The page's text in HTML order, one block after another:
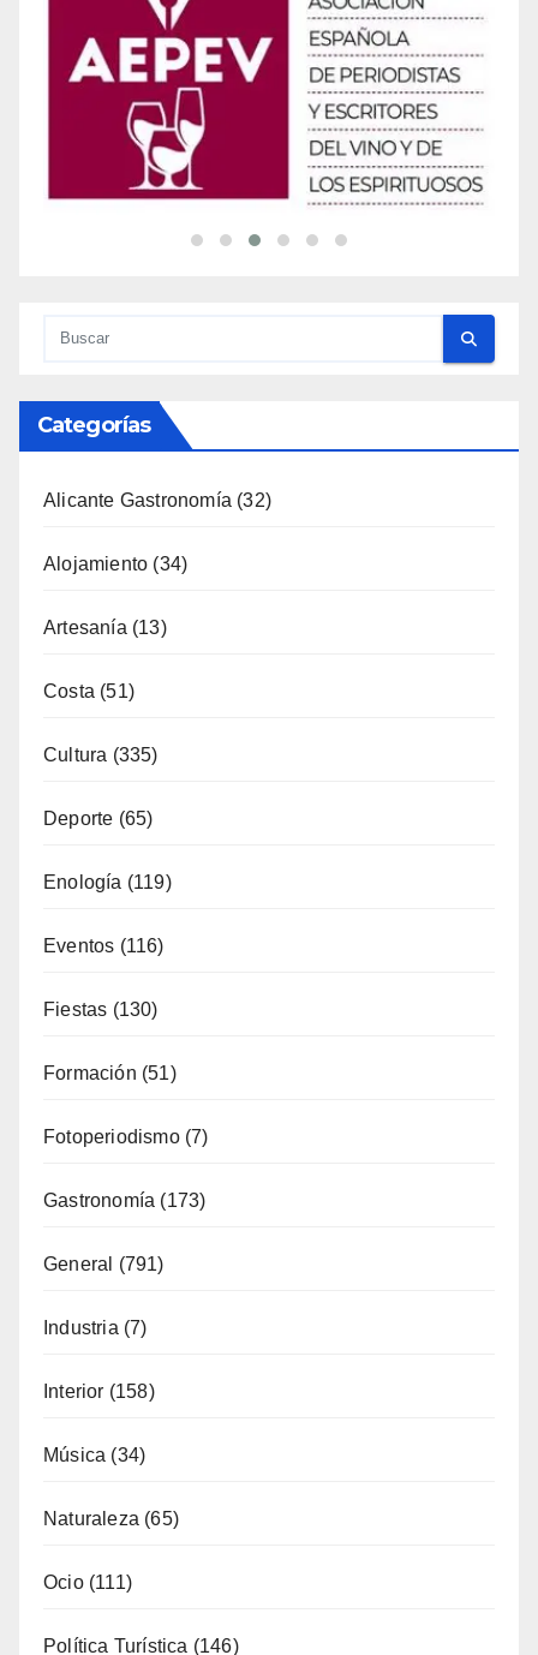
Categorías
Alicante Gastronomía (32)
Alojamiento (34)
Artesanía (13)
Costa (51)
Cultura (335)
Deporte (65)
Enología (119)
Eventos (116)
Fiestas (130)
Formación (51)
Fotoperiodismo(7)
Gastronomía (173)
General (791)
Industria (7)
Interior (158)
Música (34)
Naturaleza (65)
Ocio(111)
Política Turística (146)